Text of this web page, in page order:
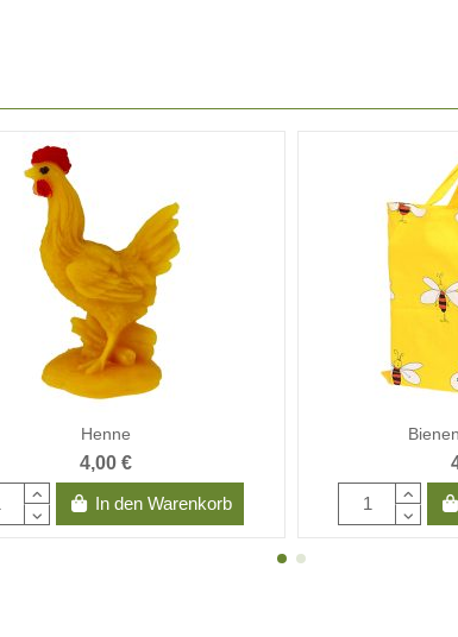
Henne
4,00 €
In den Warenkorb